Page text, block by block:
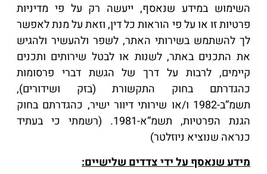
השימוש במידע שנאסף, ייעשה רק על פי מדיניות
פרטיות זו או על פי הוראות כל דין, וזאת על מנת לאפשר
לך להשתמש בשירותי האתר, לשפר ולהעשיר ולהגיש
את התכנים באתר, לשנות או לבטל שירותים ותכנים
קיימים, לרבות על דרך של הגשת דברי פרסומות
כהגדרתם בחוק התקשורת (בזק ושידורים),
תשמ”ב-1982 ו/או שירותי דיוור ישיר, כהגדרתם בחוק
הגנת הפרטיות, תשמ”א-1981. (רשמתי כי בעתיד
כנראה שנוציא ניוזלטר)
מידע שנאסף על ידי צדדים שלישיים: